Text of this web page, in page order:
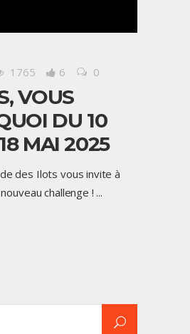
1765 6 0
VOUS
DU 10
MAI 2025
des Ilots vous invite à
challenge !